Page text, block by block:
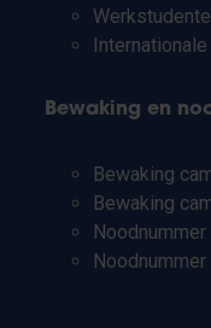
Bewaking en
Bewaking
Bewaking